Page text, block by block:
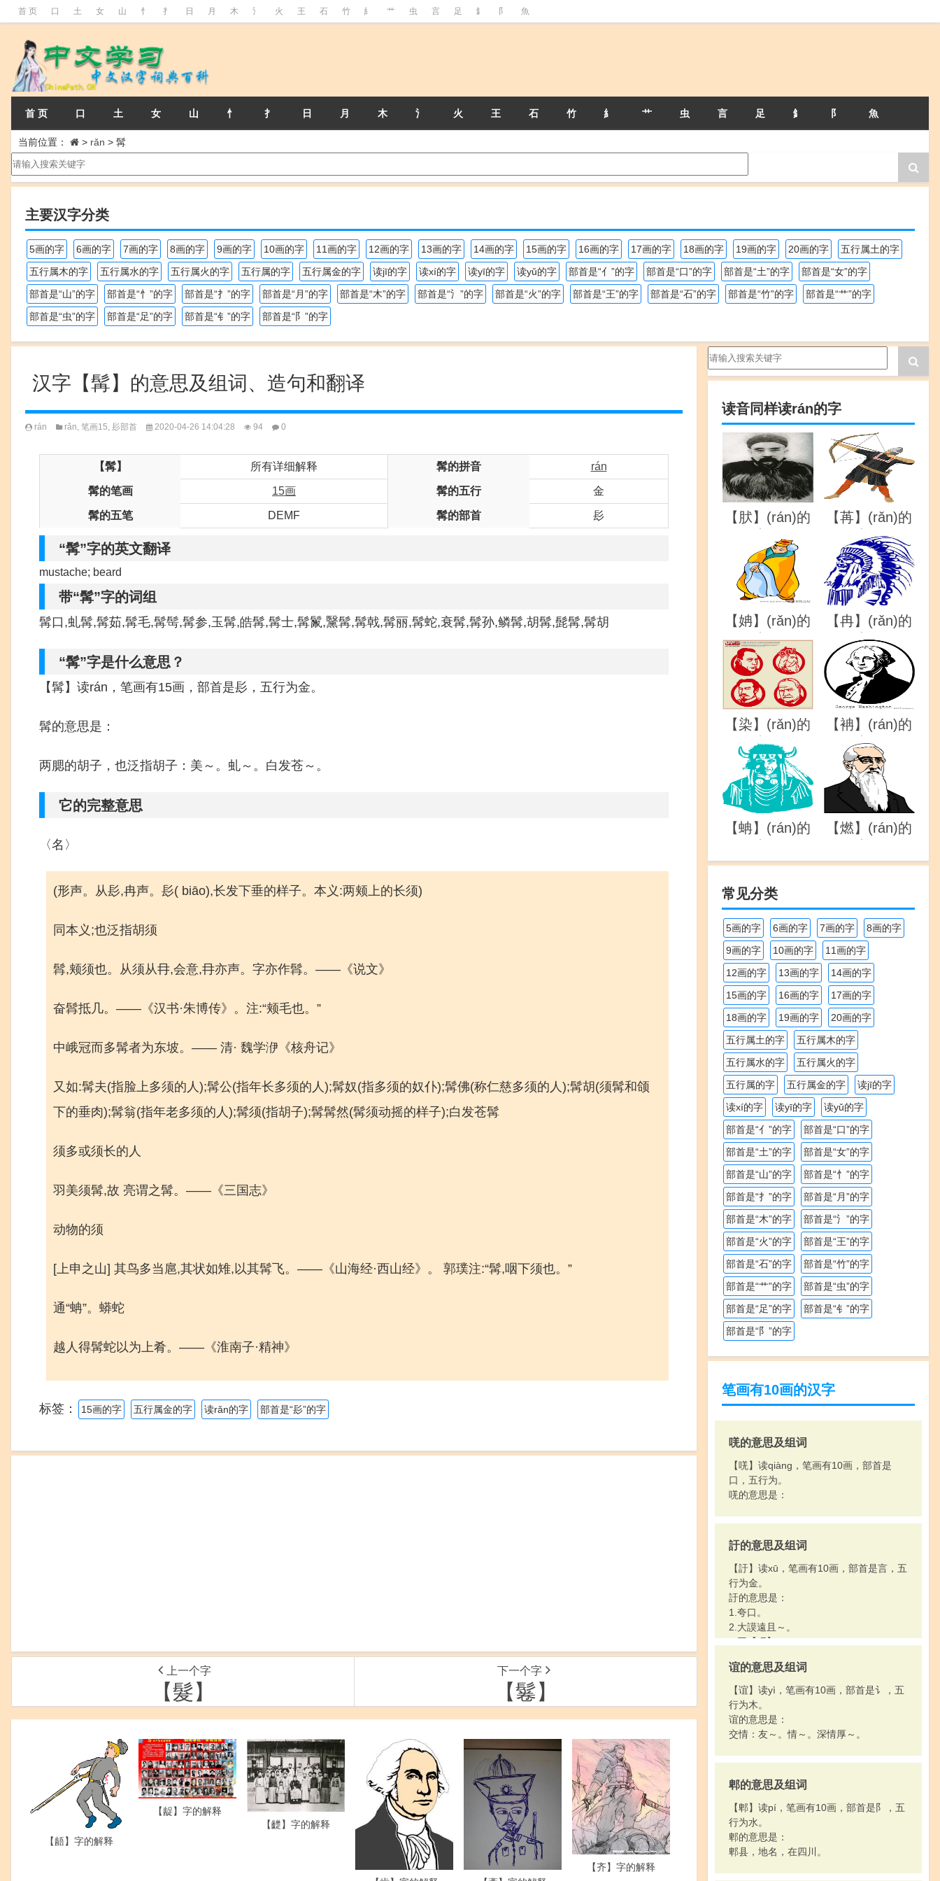
首 页 口 土 女 山 忄 扌 日 月 木 氵 火 王 石 竹 糹 艹 虫 言 足 釒 阝 魚
首 页 口 土 女 山 忄 扌 日 月 木 氵 火 王 石 竹 糹 艹 虫 言 足 釒 阝 魚
当前位置： > rǎn > 髯
主要汉字分类
5画的字 6画的字 7画的字 8画的字 9画的字 10画的字 11画的字 12画的字 13画的字 14画的字 15画的字 16画的字 17画的字 18画的字 19画的字 20画的字
五行属土的字
五行属木的字
五行属水的字 五行属火的字 五行属的字 五行属金的字 读jī的字 读xí的字 读yī的字 读yǔ的字 部首是“亻”的字 部首是“口”的字 部首是“土”的字
部首是“女”的字
部首是“山”的字
部首是“忄”的字 部首是“扌”的字 部首是“月”的字 部首是“木”的字 部首是“氵”的字 部首是“火”的字 部首是“王”的字 部首是“石”的字 部首是“竹”的字
部首是“艹”的字
部首是“虫”的字
部首是“足”的字 部首是“钅”的字 部首是“阝”的字
汉字【髯】的意思及组词、造句和翻译
rán rǎn, 笔画15, 髟部首 2020-04-26 14:04:28 94 0
【髯】 所有详细解释 髯的拼音 rán
髯的笔画 15画 髯的五行 金
髯的五笔 DEMF 髯的部首 髟
“髯”字的英文翻译
mustache; beard
带“髯”字的词组
髯口,虬髯,髯茹,髯毛,髯髩,髯参,玉髯,皓髯,髯士,髯鬣,黳髯,髯戟,髯丽,髯蛇,衰髯,髯孙,鳞髯,胡髯,髭髯,髯胡
“髯”字是什么意思？
【髯】读rán，笔画有15画，部首是髟，五行为金。
髯的意思是：
两腮的胡子，也泛指胡子：美～。虬～。白发苍～。
它的完整意思
〈名〉
(形声。从髟,冉声。髟( biāo),长发下垂的样子。本义:两颊上的长须)
同本义;也泛指胡须
髥,颊须也。从须从冄,会意,冄亦声。字亦作髥。——《说文》
奋髥抵几。——《汉书·朱博传》。注:“颊毛也。”
中峨冠而多髯者为东坡。—— 清· 魏学洢《核舟记》
又如:髯夫(指脸上多须的人);髯公(指年长多须的人);髯奴(指多须的奴仆);髯佛(称仁慈多须的人);髯胡(须髯和颌
下的垂肉);髯翁(指年老多须的人);髯须(指胡子);髯髯然(髯须动摇的样子);白发苍髯
须多或须长的人
羽美须髯,故 亮谓之髯。——《三国志》
动物的须
[上申之山] 其鸟多当扈,其状如雉,以其髯飞。——《山海经·西山经》。 郭璞注:“髯,咽下须也。”
通“蚺”。蟒蛇
越人得髯蛇以为上肴。——《淮南子·精神》
标签： 15画的字 五行属金的字 读rǎn的字 部首是“髟”的字
上一个字
【髮】
下一个字
【鬈】
【龉】字的解释
【龊】字的解释
【齼】字的解释
【齐】字的解释
读音同样读rán的字
【肰】(rán)的
详解
【苒】(rǎn)的
详解
【姌】(rǎn)的
详解
【冉】(rǎn)的
详解
【染】(rǎn)的
详解
【袡】(rán)的
详解
【蚺】(rán)的
【燃】(rán)的
常见分类
5画的字 6画的字 7画的字
8画的字
9画的字
10画的字
11画的字
12画的字
13画的字
14画的字
15画的字
16画的字
17画的字
18画的字
19画的字
20画的字
五行属土的字
五行属木的字
五行属水的字
五行属火的字
五行属的字
五行属金的字
读jī的字
读xí的字
读yī的字
读yǔ的字
部首是“亻”的字
部首是“口”的字
部首是“土”的字
部首是“女”的字
部首是“山”的字
部首是“忄”的字
部首是“扌”的字
部首是“月”的字
部首是“木”的字
部首是“氵”的字
部首是“火”的字
部首是“王”的字
部首是“石”的字
部首是“竹”的字
部首是“艹”的字
部首是“虫”的字
部首是“足”的字
部首是“钅”的字
部首是“阝”的字
笔画有10画的汉字
唴的意思及组词
【唴】读qiàng，笔画有10画，部首是
口，五行为。
唴的意思是：
訏的意思及组词
【訏】读xū，笔画有10画，部首是言，五
行为金。
訏的意思是：
1.夸口。
2.大謨遠且～。
3.同【吁】。
谊的意思及组词
【谊】读yì，笔画有10画，部首是讠，五
行为木。
谊的意思是：
交情：友～。情～。深情厚～。
郫的意思及组词
【郫】读pí，笔画有10画，部首是阝，五
行为水。
郫的意思是：
郫县，地名，在四川。